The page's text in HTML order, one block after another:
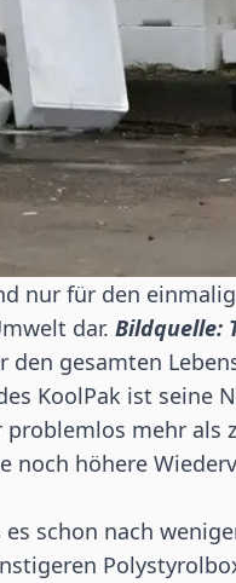
nur für den
dar. Bildquelle:
gesamten
KoolPak ist seine
problemlos mehr als
noch höhere
es schon nach